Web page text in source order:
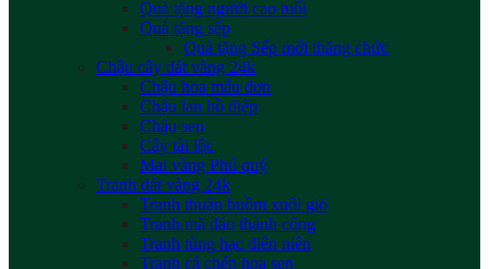
Quà tặng người cao tuổi
Quà tặng sếp
Quà tặng Sếp mới thăng chức
Chậu cây dát vàng 24k
Chậu hoa mẫu đơn
Chậu lan hồ điệp
Chậu sen
Cây tài lộc
Mai vàng Phú quý
Tranh dát vàng 24k
Tranh thuận buồm xuôi gió
Tranh mã đáo thành công
Tranh tùng hạc diên niên
Tranh cá chép hoa sen